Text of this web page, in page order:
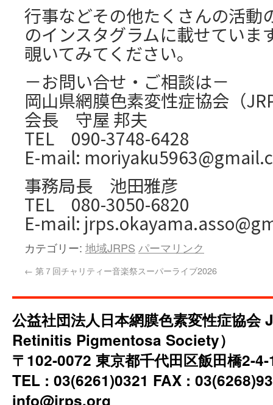
行事などその他たくさんの活動
のインスタグラムに載せていま
覗いてみてください。
－お問い合せ・ご相談は－
岡山県網膜色素変性症協会（
会長 守屋 邦夫
TEL 090-3748-6428
E-mail:
事務局長 池田雅彦
TEL 080-3050-6820
E-mail:
カテゴリー: 地域JRPS パーマリンク
← 第７回チャリティー音楽祭スーパーライブ2026
公益社団法人日本網膜色素変性症協会
Retinitis Pigmentosa Society）
〒102-0072 東京都千代田区飯田橋2-
TEL : 03(6261)0321 FAX :
info@jrps.org